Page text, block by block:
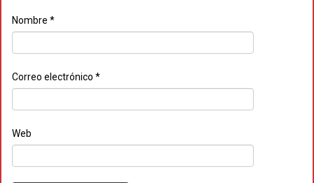
Nombre *
Correo electrónico *
Web